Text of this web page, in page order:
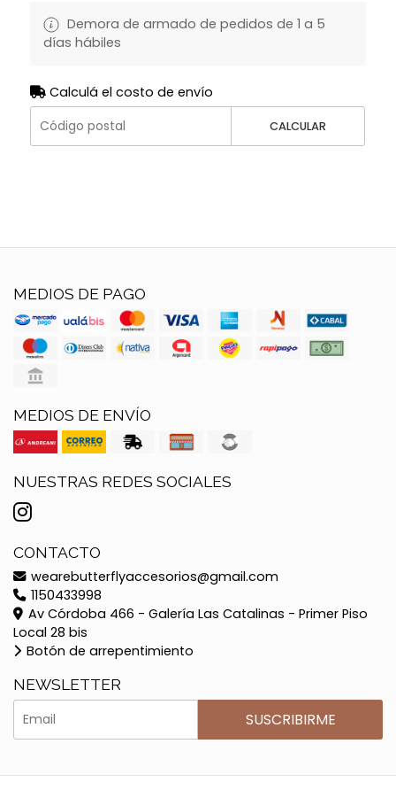
Demora de armado de pedidos de 1 a 5
días hábiles
Calculá el costo de envío
CALCULAR
MEDIOS DE PAGO
MEDIOS DE ENVÍO
NUESTRAS REDES SOCIALES
CONTACTO
wearebutterflyaccesorios@gmail.com
1150433998
Av Córdoba 466 - Galería Las Catalinas - Primer Piso
Local 28 bis
Botón de arrepentimiento
NEWSLETTER
SUSCRIBIRME